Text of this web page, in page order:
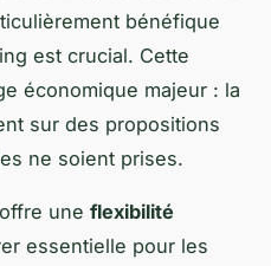
bénéfique
est crucial. Cette
économique majeur : la
sur des propositions
ne soient prises.
une flexibilité
essentielle pour les